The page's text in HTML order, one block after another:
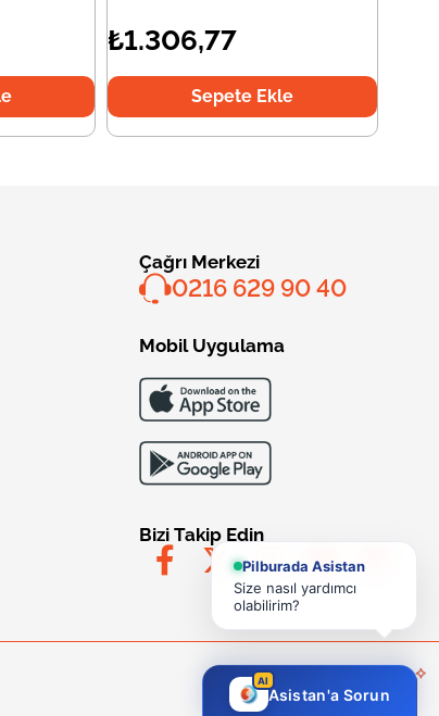
₺1.306,77
Sepete Ekle
Çağrı Merkezi
0216 629 90 40
Mobil Uygulama
Bizi Takip Edin
Pilburada Asistan
Size nasıl yardımcı
olabilirim?
AI
Asistan'a Sorun